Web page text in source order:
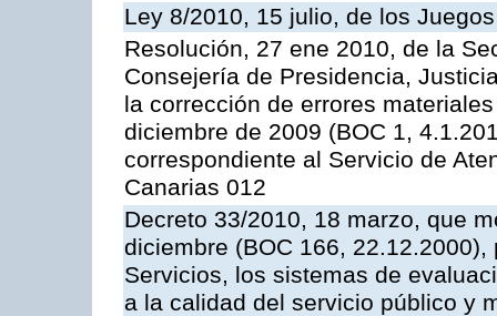
Ley 8/2010, 15 julio, de los
Resolución, 27 ene 2010, de la
Consejería de Presidencia,
la corrección de errores
diciembre de 2009 (BOC 1,
correspondiente al Servicio de
Canarias 012
Decreto 33/2010, 18 marzo, que
diciembre (BOC 166,
Servicios, los sistemas de
a la calidad del servicio público y